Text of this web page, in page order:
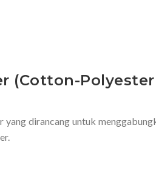
(Cotton-
dirancang untuk